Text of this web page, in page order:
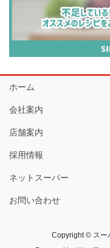
ホーム
会社案内
店舗案内
採用情報
ネットスーパー
お問い合わせ
Copyright © スー